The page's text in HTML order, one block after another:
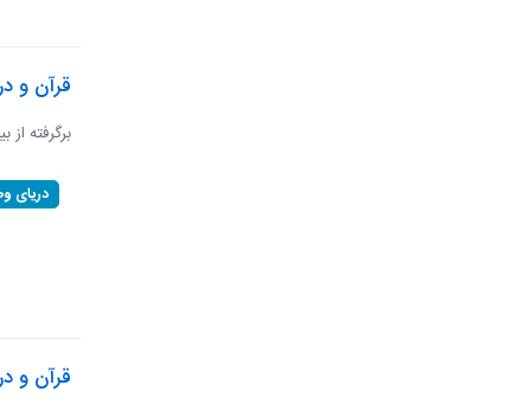
قرآن و
برگرفته از
دریای
قرآن و